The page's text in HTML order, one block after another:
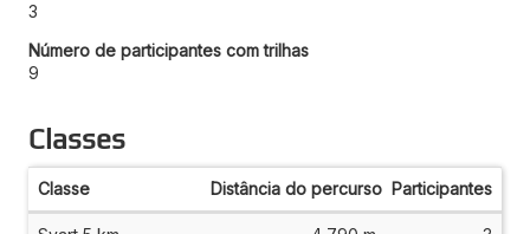
3
Número de participantes com trilhas
9
Classes
Classe Distância do percurso Participantes